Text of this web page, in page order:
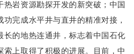
热岩资源勘探开发的新突破；中国
完成水平井与直井的精准对接，
长的地热连通井，标志着中国石化
索上取得了积极的进展。目前，中